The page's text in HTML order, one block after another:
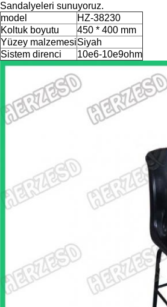
Sandalyeleri sunuyoruz.
model
HZ-38230
Koltuk boyutu
450 * 400 mm
Yüzey malzemesiSiyah
Sistem direnci
10e6-10e9ohm